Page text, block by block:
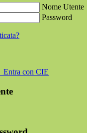
Nome Utente
Password
Entra con CIE